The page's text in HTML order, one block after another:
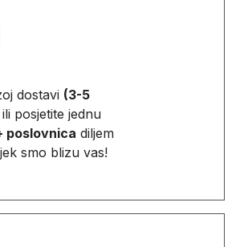
dostavi (3-5
ili posjetite jednu
poslovnica diljem
smo blizu vas!